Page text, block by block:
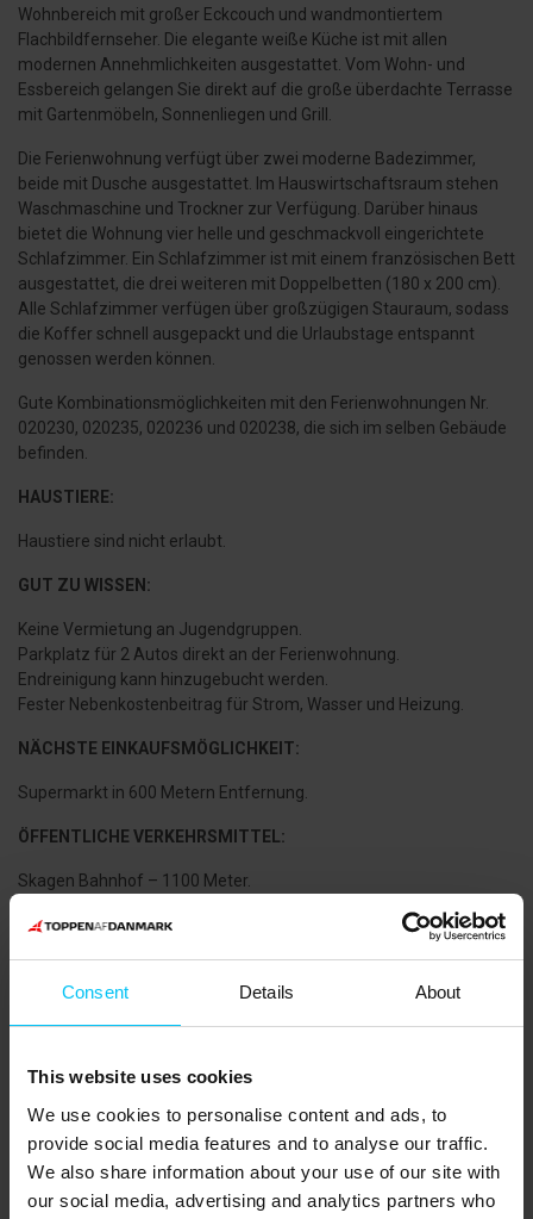
Consent Details About
This website uses cookies
We use cookies to personalise content and ads, to
provide social media features and to analyse our traffic.
We also share information about your use of our site with
our social media, advertising and analytics partners who
Wohnbereich mit großer Eckcouch und wandmontiertem
Flachbildfernseher. Die elegante weiße Küche ist mit allen
modernen Annehmlichkeiten ausgestattet. Vom Wohn- und
Essbereich gelangen Sie direkt auf die große überdachte Terrasse
mit Gartenmöbeln, Sonnenliegen und Grill.
Die Ferienwohnung verfügt über zwei moderne Badezimmer,
beide mit Dusche ausgestattet. Im Hauswirtschaftsraum stehen
Waschmaschine und Trockner zur Verfügung. Darüber hinaus
bietet die Wohnung vier helle und geschmackvoll eingerichtete
Schlafzimmer. Ein Schlafzimmer ist mit einem französischen Bett
ausgestattet, die drei weiteren mit Doppelbetten (180 x 200 cm).
Alle Schlafzimmer verfügen über großzügigen Stauraum, sodass
die Koffer schnell ausgepackt und die Urlaubstage entspannt
genossen werden können.
Gute Kombinationsmöglichkeiten mit den Ferienwohnungen Nr.
020230, 020235, 020236 und 020238, die sich im selben Gebäude
befinden.
HAUSTIERE:
Haustiere sind nicht erlaubt.
GUT ZU WISSEN:
Keine Vermietung an Jugendgruppen.
Parkplatz für 2 Autos direkt an der Ferienwohnung.
Endreinigung kann hinzugebucht werden.
Fester Nebenkostenbeitrag für Strom, Wasser und Heizung.
NÄCHSTE EINKAUFSMÖGLICHKEIT:
Supermarkt in 600 Metern Entfernung.
ÖFFENTLICHE VERKEHRSMITTEL:
Skagen Bahnhof – 1100 Meter.
Bahnhof Frederikshavnsvej (Haltepunkt) – 1100 Meter.
arbeitete. Einige seiner Werke sind ebenfalls dort ausgestellt.
Auch das Küstenmuseum und die Versandete Kirche befinden sich
in kurzer Entfernung zur Ferienwohnung. Wenn Sie Lust auf ein
erfrischendes Bad im Meer haben, empfiehlt sich ein Ausflug zum
Strand bei Damstederne und dem Klitgården Refugium (im
Volksmund „Kongevillaen“ genannt – die ehemalige